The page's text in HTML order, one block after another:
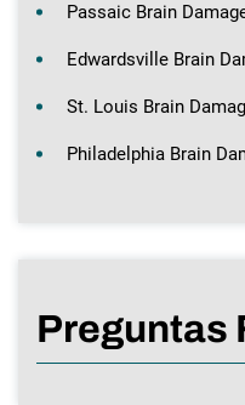
Passaic Brain
Edwardsville Brain
St. Louis Brain
Philadelphia Brain
Preguntas